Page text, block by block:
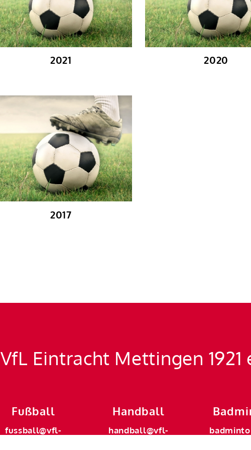
2021 2020
2017
VfL Eintracht Mettingen 1921
Fußball
fussball@vfl-
Handball
handball@vfl-